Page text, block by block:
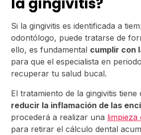
Si la gingivitis es identificada a
odontólogo, puede tratarse de
ello, es fundamental cumplir con
para que el especialista en
recuperar tu salud bucal.
El tratamiento de la gingivitis
reducir la inflamación de las
procederá a realizar una
para retirar el cálculo dental